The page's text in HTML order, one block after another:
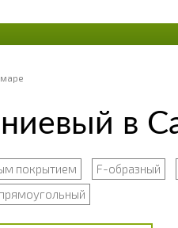
в
покрытием F-образный
прямоугольный